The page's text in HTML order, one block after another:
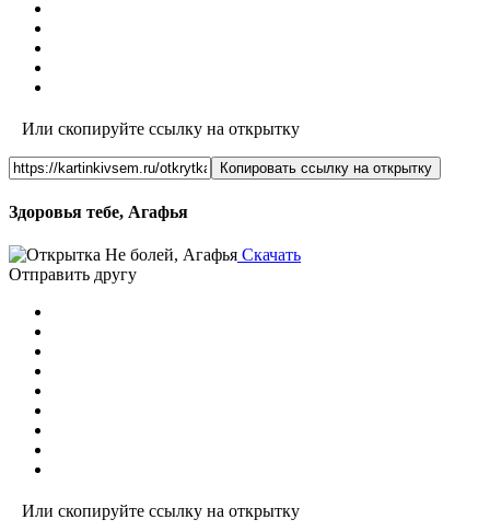
Или скопируйте ссылку на открытку
Копировать ссылку на открытку
Здоровья тебе, Агафья
Скачать
Отправить другу
Или скопируйте ссылку на открытку